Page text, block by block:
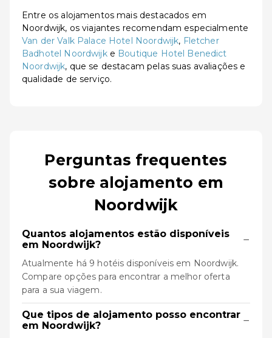
Entre os alojamentos mais destacados em
Noordwijk, os viajantes recomendam especialmente
Van der Valk Palace Hotel Noordwijk, Fletcher
Badhotel Noordwijke Boutique Hotel Benedict
Noordwijk, que se destacam pelas suas avaliações e
qualidade de serviço.
Perguntas frequentes
sobre alojamento em
Noordwijk
Quantos alojamentos estão disponíveis
em Noordwijk?
−
Atualmente há 9 hotéis disponíveis em Noordwijk.
Compare opções para encontrar a melhor oferta
para a sua viagem.
Que tipos de alojamento posso encontrar
em Noordwijk?
−